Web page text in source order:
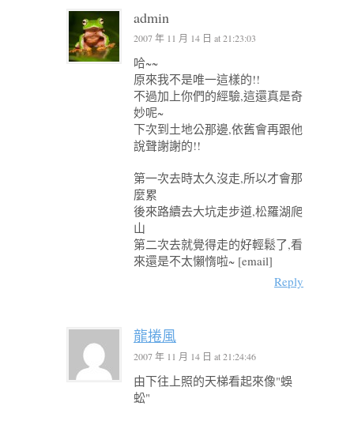
admin
2007 年 11 月 14 日 at 21:23:03
哈~~
原來我不是唯一這樣的!!
不過加上你們的經驗,這還真是奇
妙呢~
下次到土地公那邊,依舊會再跟他
說聲謝謝的!!
第一次去時太久沒走,所以才會那
麼累
後來路續去大坑走步道,松羅湖爬
山
第二次去就覺得走的好輕鬆了,看
來還是不太懶惰啦~ [email]
Reply
龍捲風
2007 年 11 月 14 日 at 21:24:46
由下往上照的天梯看起來像"蜈
蚣"